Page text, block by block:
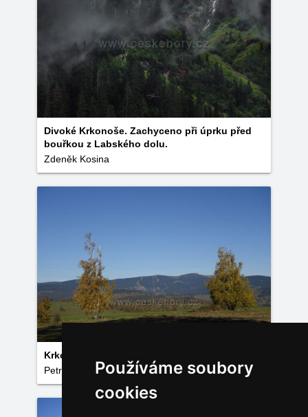
Používáme soubory
cookies
Divoké Krkonoše. Zachyceno při úprku před
bouřkou z Labského dolu.
Zdeněk Kosina
Krkonoše z Vysokýho
Petr Tomíček